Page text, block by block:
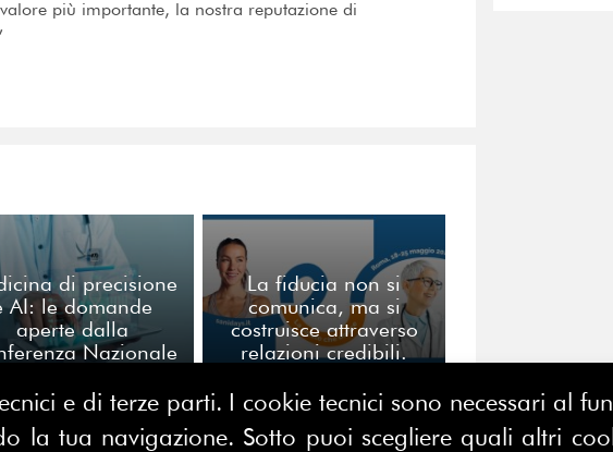
più importante, la nostra reputazione di
di precisione
AI: le domande
aperte dalla
Nazionale
La fiducia non si
comunica, ma si
costruisce attraverso
relazioni credibili.
CONTATTACI
e di terze parti. I cookie tecnici sono necessari al
la tua navigazione. Sotto puoi scegliere quali altri